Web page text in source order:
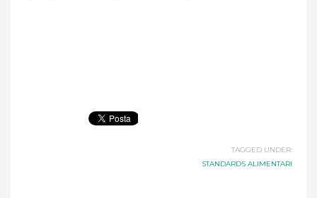
TAGGED UNDER:
STANDARDS ALIMENTARI